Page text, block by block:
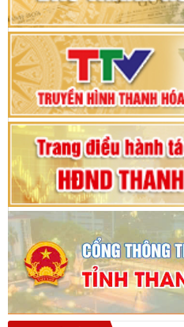
Phiên thảo luận
Thanh Hóa khóa
Bế mạc Kỳ họp
tỉnh khoá XVIII